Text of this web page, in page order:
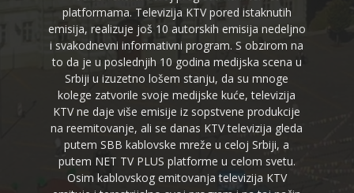
platformama. Televizija KTV pored istaknutih
emisija, realizuje još 10 autorskih emisija nedeljno
i svakodnevni informativni program. S obzirom na
to da je u poslednjih 10 godina medijska scena u
Srbiji u izuzetno lošem stanju, da su mnoge
kolege zatvorile svoje medijske kuće, televizija
KTV ne daje više emisije iz sopstvene produkcije
na reemitovanje, ali se danas KTV televizija gleda
putem SBB kablovske mreže u celoj Srbiji, a
putem NET TV PLUS platforme u celom svetu.
Osim kablovskog emitovanja televizija KTV